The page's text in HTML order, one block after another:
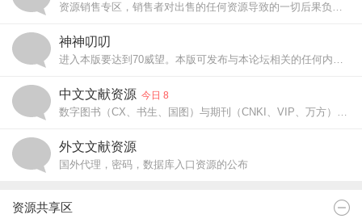
资源销售专区，销售者对出售的任何资源导致的一切后果负责。
神神叨叨
进入本版要达到70威望。本版可发布与本论坛相关的任何内容，也可以销售，但内容应该是有点神秘性的和不愿意大规模公开的。最高发帖威望限制为300.
中文文献资源 今日 8
数字图书（CX、书生、国图）与期刊（CNKI、VIP、万方）的入口密码，代理资源公布区
外文文献资源
国外代理，密码，数据库入口资源的公布
资源共享区